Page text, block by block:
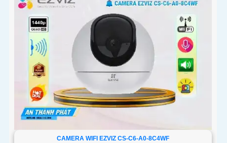
CAMERA WIFI EZVIZ CS-C6-A0-8C4WF